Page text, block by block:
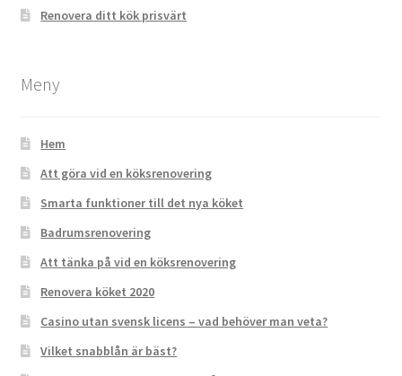
Renovera ditt kök prisvärt
Meny
Hem
Att göra vid en köksrenovering
Smarta funktioner till det nya köket
Badrumsrenovering
Att tänka på vid en köksrenovering
Renovera köket 2020
Casino utan svensk licens – vad behöver man veta?
Vilket snabblån är bäst?